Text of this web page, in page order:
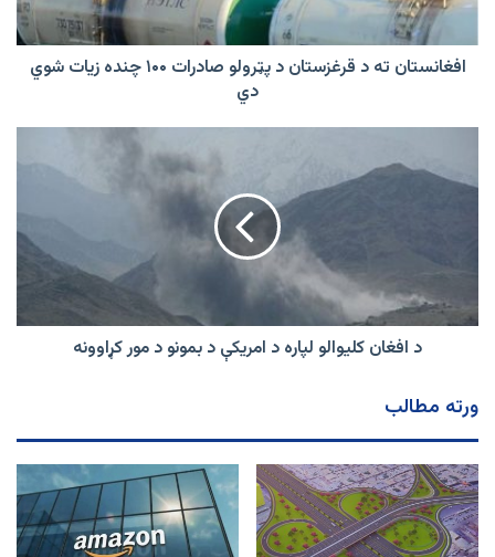
چنده
زیات
افغانستان ته د قرغزستان د پټرولو صادرات ۱۰۰ چنده زیات شوي
دي
کلیوالو
د
د افغان کلیوالو لپاره د امریکې د بمونو د مور کړاوونه
ورته مطالب